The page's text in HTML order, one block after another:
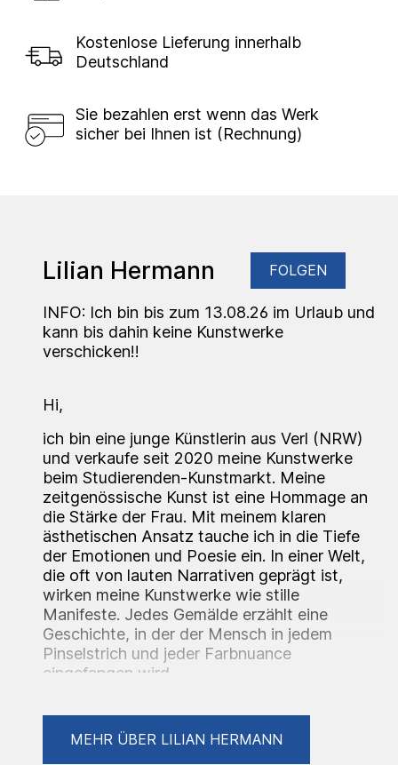
Kostenlose Lieferung innerhalb
Deutschland
Sie bezahlen erst wenn das Werk
sicher bei Ihnen ist (Rechnung)
Lilian Hermann FOLGEN
INFO: Ich bin bis zum 13.08.26 im Urlaub und
kann bis dahin keine Kunstwerke
verschicken!!
Hi,
ich bin eine junge Künstlerin aus Verl (NRW)
und verkaufe seit 2020 meine Kunstwerke
beim Studierenden-Kunstmarkt. Meine
zeitgenössische Kunst ist eine Hommage an
die Stärke der Frau. Mit meinem klaren
ästhetischen Ansatz tauche ich in die Tiefe
der Emotionen und Poesie ein. In einer Welt,
die oft von lauten Narrativen geprägt ist,
wirken meine Kunstwerke wie stille
Manifeste. Jedes Gemälde erzählt eine
Geschichte, in der der Mensch in jedem
Pinselstrich und jeder Farbnuance
eingefangen wird.
Bereits während meiner Schulzeit besuchte
ich die ästhetische Kunstschule Spektrum in
MEHR ÜBER LILIAN HERMANN